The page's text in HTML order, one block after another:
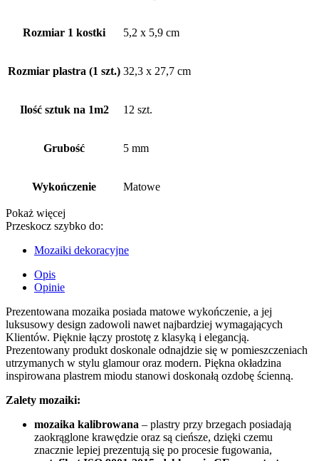
Rozmiar 1 kostki 5,2 x 5,9 cm
Rozmiar plastra (1 szt.) 32,3 x 27,7 cm
Ilość sztuk na 1m2 12 szt.
Grubość 5 mm
Wykończenie Matowe
Pokaż więcej
Przeskocz szybko do:
Mozaiki dekoracyjne
Opis
Opinie
Prezentowana mozaika posiada matowe wykończenie, a jej
luksusowy design zadowoli nawet najbardziej wymagających
Klientów. Pięknie łączy prostotę z klasyką i elegancją.
Prezentowany produkt doskonale odnajdzie się w pomieszczeniach
utrzymanych w stylu glamour oraz modern. Piękna okładzina
inspirowana plastrem miodu stanowi doskonałą ozdobę ścienną.
Zalety mozaiki:
mozaika kalibrowana – plastry przy brzegach posiadają
zaokrąglone krawędzie oraz są cieńsze, dzięki czemu
znacznie lepiej prezentują się po procesie fugowania,